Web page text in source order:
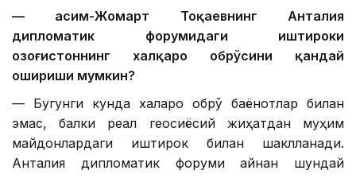
— Қасим-Жомарт Тоқаевнинг Анталия
дипломатик форумидаги иштироки
Қозоғистоннинг халқаро обрўсини қандай
ошириши мумкин?
— Бугунги кунда халқаро обрў баёнотлар билан
эмас, балки реал геосиёсий жиҳатдан муҳим
майдонлардаги иштирок билан шаклланади.
Анталия дипломатик форуми айнан шундай